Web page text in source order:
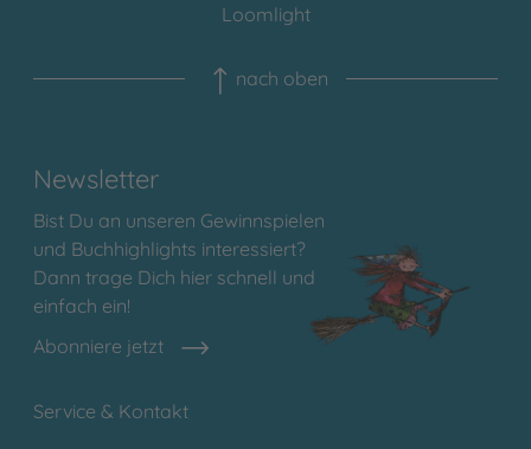
Loomlight
nach oben
Newsletter
Bist Du an unseren Gewinnspielen
und Buchhighlights interessiert?
Dann trage Dich hier schnell und
einfach ein!
Abonniere jetzt
Service & Kontakt